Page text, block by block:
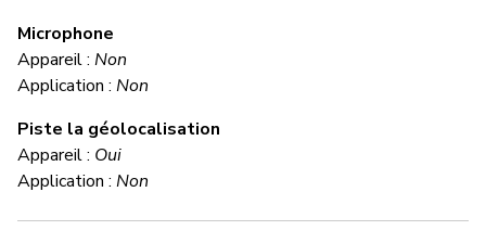
Microphone
Appareil : Non
Application : Non
Piste la géolocalisation
Appareil : Oui
Application : Non